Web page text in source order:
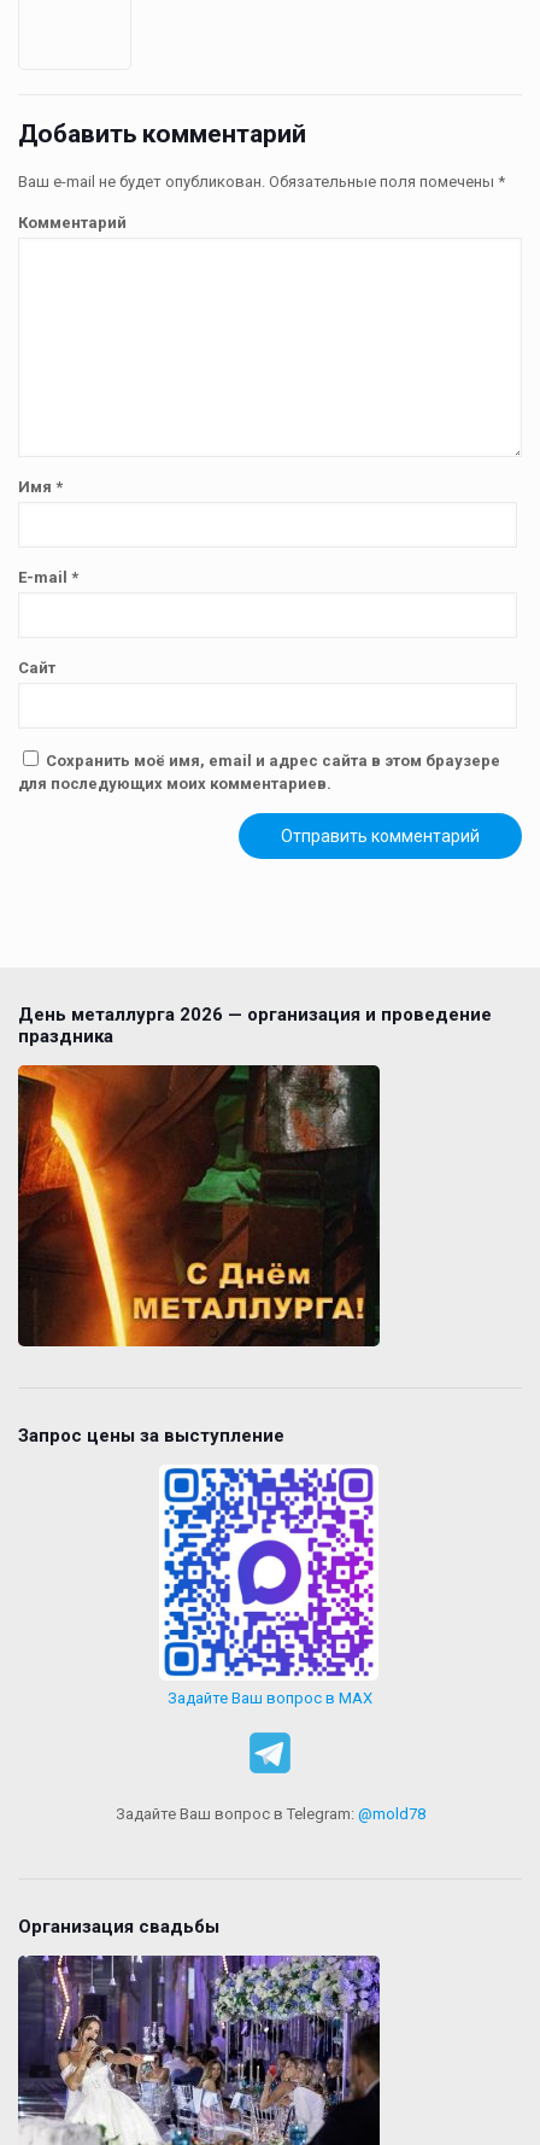
Добавить комментарий
Ваш e-mail не будет опубликован. Обязательные поля помечены *
Комментарий
Имя *
E-mail *
Сайт
Сохранить моё имя, email и адрес сайта в этом браузере
для последующих моих комментариев.
День металлурга 2026 — организация и проведение
праздника
Запрос цены за выступление
Задайте Ваш вопрос в MAX
Задайте Ваш вопрос в Telegram: @mold78
Организация свадьбы